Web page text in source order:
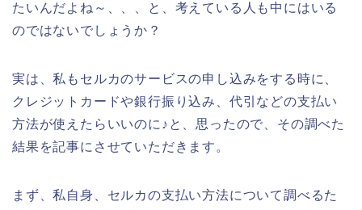
たいんだよね～、、、と、考えている人も中にはいる
のではないでしょうか？
実は、私もセルカのサービスの申し込みをする時に、
クレジットカードや銀行振り込み、代引などの支払い
方法が使えたらいいのに♪と、思ったので、その調べた
結果を記事にさせていただきます。
まず、私自身、セルカの支払い方法について調べるた